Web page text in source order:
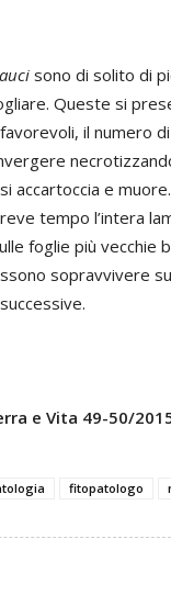
sono di solito di
Queste si
il numero
accartoccia e
tempo l’intera
foglie più vecchie
sopravvivere
e Vita 49-50/
fitopatologo